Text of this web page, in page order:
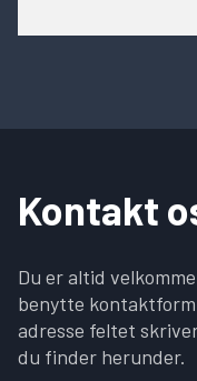
Kontakt
Du er altid
benytte
adresse feltet
du finder herunder.